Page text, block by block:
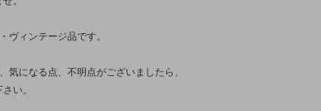
ヴィンテージ品です。
気になる点、不明点がございましたら、
い。